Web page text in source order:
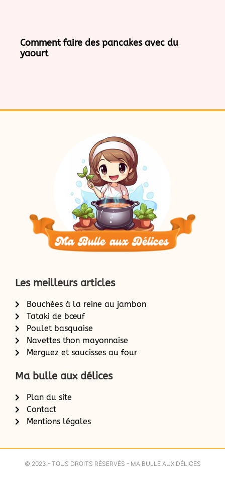
Comment faire des pancakes avec du
yaourt
Les meilleurs articles
Bouchées à la reine au jambon
Tataki de bœuf
Poulet basquaise
Navettes thon mayonnaise
Merguez et saucisses au four
Ma bulle aux délices
Plan du site
Contact
Mentions légales
© 2023 - TOUS DROITS RÉSERVÉS - MA BULLE AUX DÉLICES